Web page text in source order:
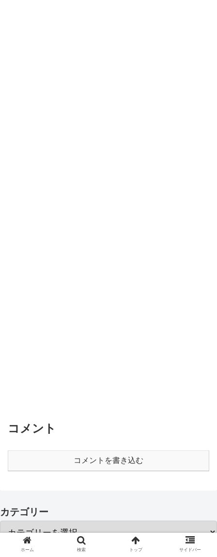
コメント
コメントを書き込む
カテゴリー
ホーム 検索 トップ サイドバー